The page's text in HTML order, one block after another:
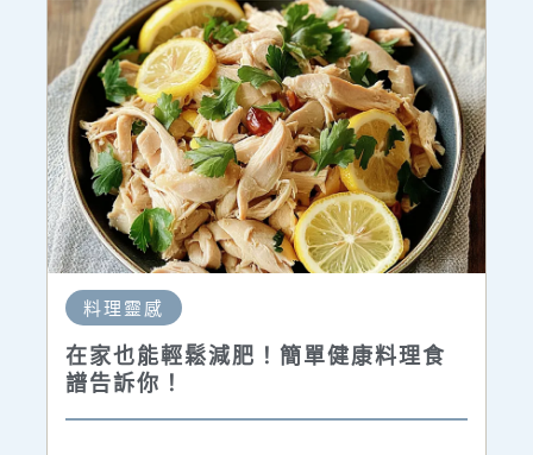
料理靈感
在家也能輕鬆減肥！簡單健康料理食
譜告訴你！